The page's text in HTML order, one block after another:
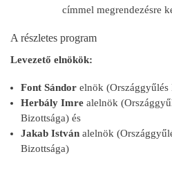
címmel megrendezésre
A részletes program
Levezető elnökök:
Font Sándor elnök (Országgyűlés
Herbály Imre alelnök
Bizottsága) és
Jakab István alelnök
Bizottsága)